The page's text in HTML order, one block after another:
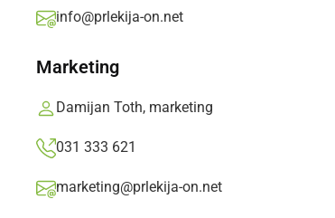
info@prlekija-on.net
Marketing
Damijan Toth, marketing
031 333 621
marketing@prlekija-on.net